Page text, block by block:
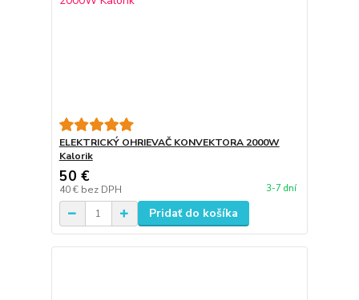
ELEKTRICKÝ OHRIEVAČ KONVEKTORA 2000W
Kalorik
50 €
40 € bez DPH 3-7 dní
Pridať do košíka